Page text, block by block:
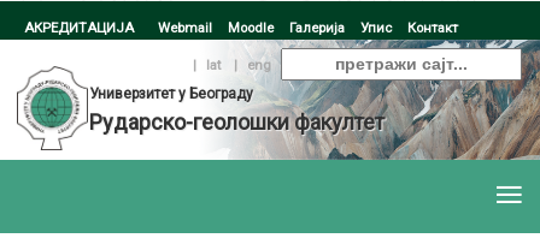
АКРЕДИТАЦИЈА Webmail Moodle Галерија Упис Контакт
| lat |
eng
Универзитет у Београду
Рударско-геолошки факултет